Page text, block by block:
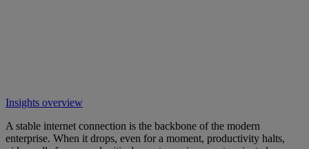
Insights overview
A stable internet connection is the backbone of the modern
enterprise. When it drops, even for a moment, productivity halts,